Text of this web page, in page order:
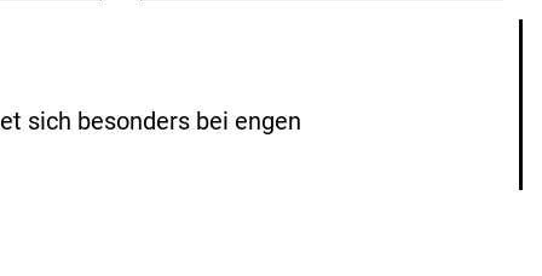
sich besonders bei engen